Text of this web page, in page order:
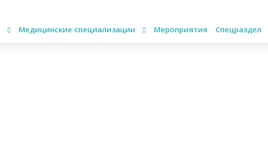
Медицинские специализации Мероприятия Спецраздел